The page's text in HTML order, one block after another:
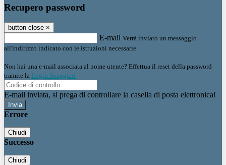
Recupero password
button close ×
E-mail Verrà inviato un messaggio
all'indirizzo indicato con le istruzioni necessarie.
Non hai una e-mail associata al nome utente? Effettua il reset della password
tramite la Login Spaggiari
E-mail inviata, si prega di controllare la casella di posta elettronica!
Errore
Chiudi
Successo
Chiudi